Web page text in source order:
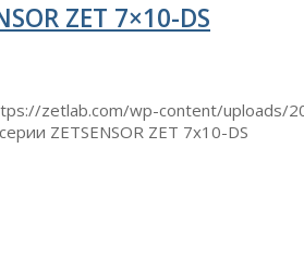
ZET 7×10-DS
zetlab.com/wp-content/uploads/
ZETSENSOR ZET 7x10-DS